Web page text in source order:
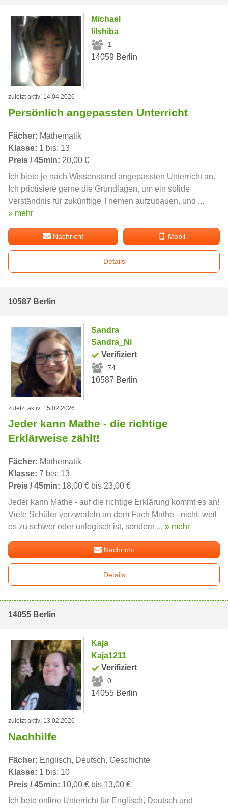
Michael
lilshiba
1
14059 Berlin
zuletzt aktiv: 14.04.2026
Persönlich angepassten Unterricht
Fächer: Mathematik
Klasse: 1 bis: 13
Preis / 45min: 20,00 €
Ich biete je nach Wissenstand angepassten Unterricht an.
Ich priotisiere gerne die Grundlagen, um ein solide
Verständnis für zukünftige Themen aufzubauen, und ...
» mehr
Nachricht Mobil
Details
10587 Berlin
Sandra
Sandra_Ni
Verifiziert
74
10587 Berlin
zuletzt aktiv: 15.02.2026
Jeder kann Mathe - die richtige
Erklärweise zählt!
Fächer: Mathematik
Klasse: 7 bis: 13
Preis / 45min: 18,00 € bis 23,00 €
Jeder kann Mathe - auf die richtige Erklärung kommt es an!
Viele Schüler verzweifeln an dem Fach Mathe - nicht, weil
es zu schwer oder unlogisch ist, sondern ... » mehr
Nachricht
Details
14055 Berlin
Kaja
Kaja1211
Verifiziert
0
14055 Berlin
zuletzt aktiv: 13.02.2026
Nachhilfe
Fächer: Englisch, Deutsch, Geschichte
Klasse: 1 bis: 10
Preis / 45min: 10,00 € bis 13,00 €
Ich bete online Unterricht für Englisch, Deutsch und